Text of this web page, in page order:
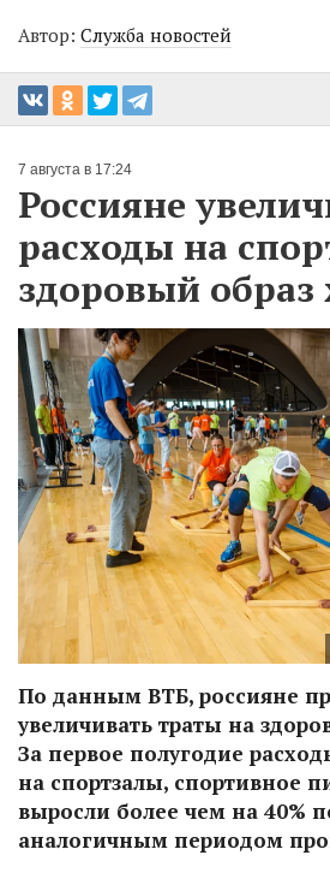
Автор: Служба новостей
7 августа в 17:24
Россияне
расходы на
здоровый
По данным ВТБ, россияне
увеличивать траты на
За первое полугодие
на спортзалы, спортивное
выросли более чем на 40%
аналогичным периодом